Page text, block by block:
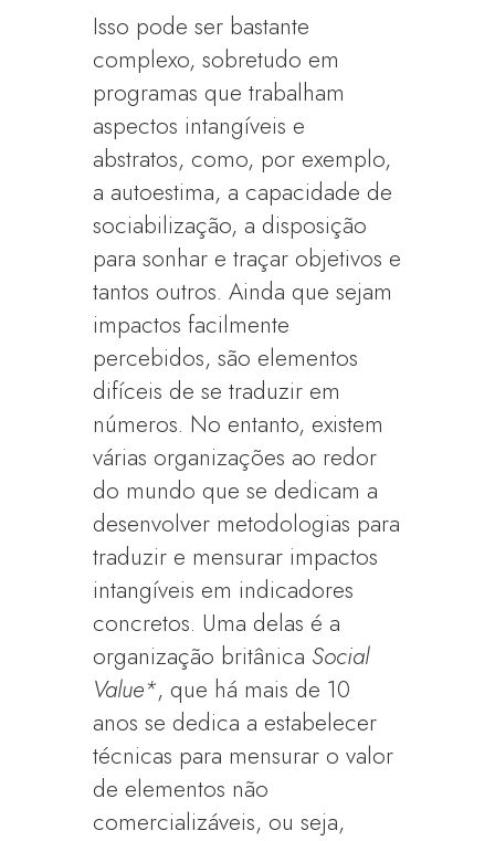
Isso pode ser bastante
complexo, sobretudo em
programas que trabalham
aspectos intangíveis e
abstratos, como, por exemplo,
a autoestima, a capacidade de
sociabilização, a disposição
para sonhar e traçar objetivos e
tantos outros. Ainda que sejam
impactos facilmente
percebidos, são elementos
difíceis de se traduzir em
números. No entanto, existem
várias organizações ao redor
do mundo que se dedicam a
desenvolver metodologias para
traduzir e mensurar impactos
intangíveis em indicadores
concretos. Uma delas é a
organização britânica Social
Value*, que há mais de 10
anos se dedica a estabelecer
técnicas para mensurar o valor
de elementos não
comercializáveis, ou seja,